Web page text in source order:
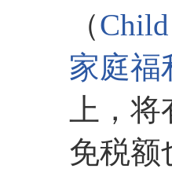
（
家庭福
上，
免税额